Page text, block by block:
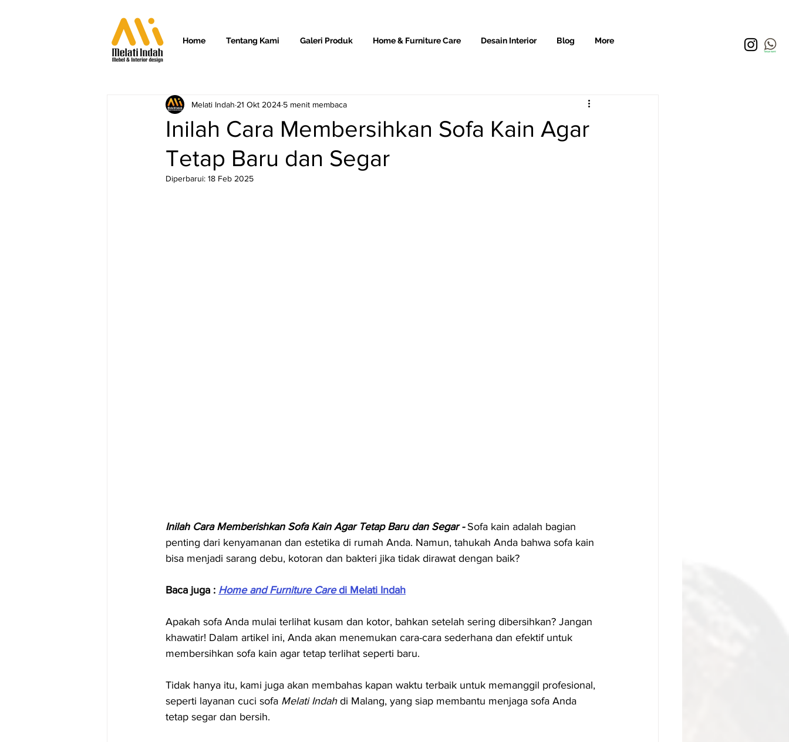
Home Tentang Kami Galeri Produk Home & Furniture Care Desain Interior Blog More
Inilah Cara Membersihkan Sofa Kain Agar
Tetap Baru dan Segar
Melati Indah 21 Okt 2024 5 menit membaca
Diperbarui: 18 Feb 2025
Inilah Cara Memberishkan Sofa Kain Agar Tetap Baru dan Segar - Sofa kain adalah bagian
penting dari kenyamanan dan estetika di rumah Anda. Namun, tahukah Anda bahwa sofa kain
bisa menjadi sarang debu, kotoran dan bakteri jika tidak dirawat dengan baik?
Baca juga : Home and Furniture Care di Melati Indah
Apakah sofa Anda mulai terlihat kusam dan kotor, bahkan setelah sering dibersihkan? Jangan
khawatir! Dalam artikel ini, Anda akan menemukan cara-cara sederhana dan efektif untuk
membersihkan sofa kain agar tetap terlihat seperti baru.
Tidak hanya itu, kami juga akan membahas kapan waktu terbaik untuk memanggil profesional,
seperti layanan cuci sofa Melati Indah di Malang, yang siap membantu menjaga sofa Anda
tetap segar dan bersih.